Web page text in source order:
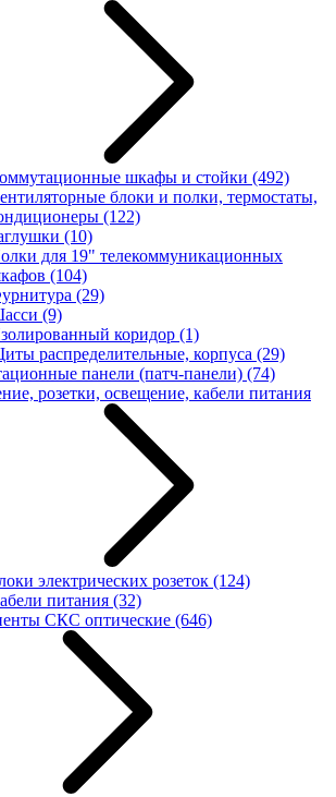
шкафы и стойки (492)
блоки и полки, термостаты,
(122)
(10)
для 19" телекоммуникационных
(104)
(29)
(9)
коридор (1)
распределительные, корпуса (29)
панели (патч-панели) (74)
розетки, освещение, кабели питания
электрических розеток (124)
питания (32)
СКС оптические (646)